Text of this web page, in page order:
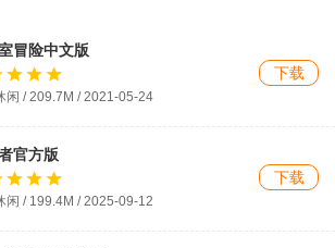
冒险中文版
闲 / 209.7M / 2021-05-24
下载
官方版
闲 / 199.4M / 2025-09-12
下载